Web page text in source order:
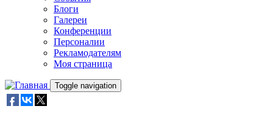
Блоги
Галереи
Конференции
Персоналии
Рекламодателям
Моя страница
Toggle navigation